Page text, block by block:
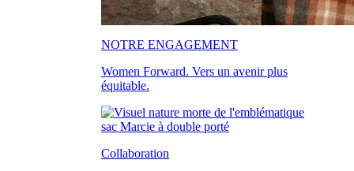
NOTRE ENGAGEMENT
Women Forward. Vers un avenir plus
équitable.
Collaboration